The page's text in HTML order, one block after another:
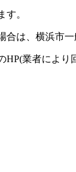
す。
は、横浜市
HP(業者によ